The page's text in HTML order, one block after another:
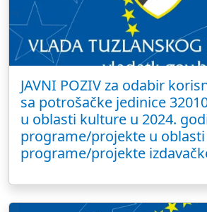
JAVNI POZIV za odabir
sa potrošačke jedinice
u oblasti kulture u 2024.
programe/projekte u
programe/projekte